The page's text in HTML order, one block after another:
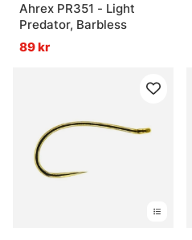
Ahrex PR351 - Light
Predator, Barbless
89 kr